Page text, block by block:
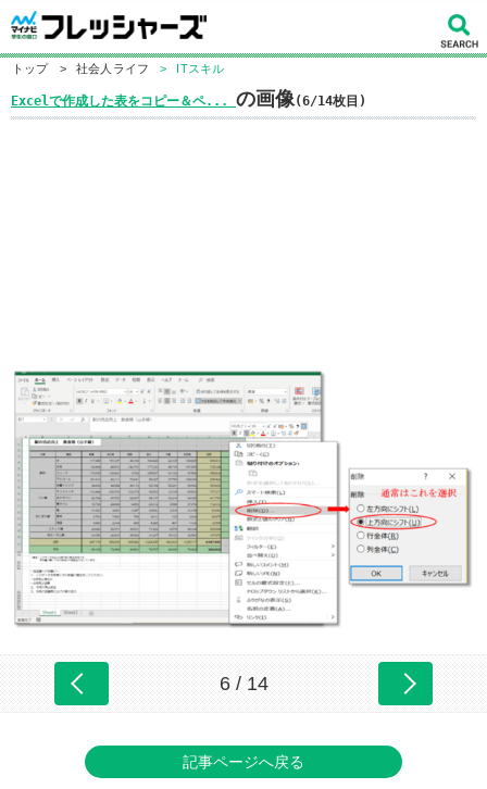
トップ > 社会人ライフ > ITスキル
Excelで作成した表をコピー＆ペ... の画像(6/14枚目)
6 / 14
記事ページへ戻る